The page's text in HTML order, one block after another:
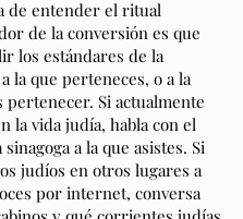
de entender el ritual
de la conversión es que
los estándares de la
la que perteneces, o a la
pertenecer. Si actualmente
la vida judía, habla con el
a la que asistes. Si
judíos en otros lugares a
por internet, conversa